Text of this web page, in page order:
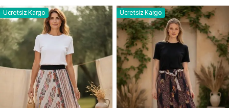
Viskon Etek
Ücretsiz Kargo Ücretsiz Kargo